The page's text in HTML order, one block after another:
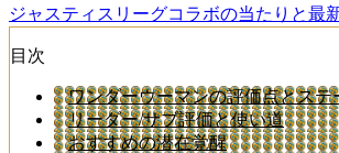
ジャスティスリーグコラボの当たりと最
目次
ワンダーウーマンの評価点とステ
リーダー/サブ評価と使い道
おすすめの潜在覚醒